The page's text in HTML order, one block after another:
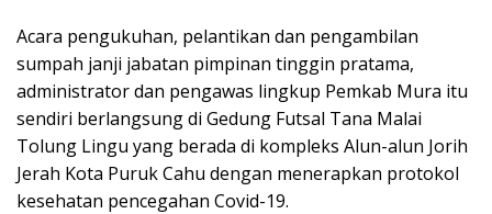
Acara pengukuhan, pelantikan dan pengambilan
sumpah janji jabatan pimpinan tinggin pratama,
administrator dan pengawas lingkup Pemkab Mura itu
sendiri berlangsung di Gedung Futsal Tana Malai
Tolung Lingu yang berada di kompleks Alun-alun Jorih
Jerah Kota Puruk Cahu dengan menerapkan protokol
kesehatan pencegahan Covid-19.